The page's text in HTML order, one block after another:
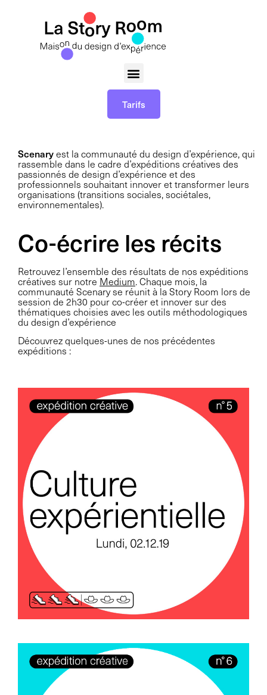
Tarifs
Scenaryest la communauté du design d’expérience, qui
rassemble dans le cadre d’expéditions créatives des
passionnés de design d’expérience et des
professionnels souhaitant innover et transformer leurs
organisations (transitions sociales, sociétales,
environnementales).
Co-écrire les récits
Retrouvez l’ensemble des résultats de nos expéditions
créatives sur notre Medium.Chaque mois, la
communauté Scenary se réunit à la Story Room lors de
session de 2h30 pour co-créer et innover sur des
thématiques choisies avec les outils méthodologiques
du design d’expérience
Découvrez quelques-unes de nos précédentes
expéditions :